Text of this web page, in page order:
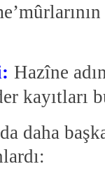
Hazîne
kayıtları
daha